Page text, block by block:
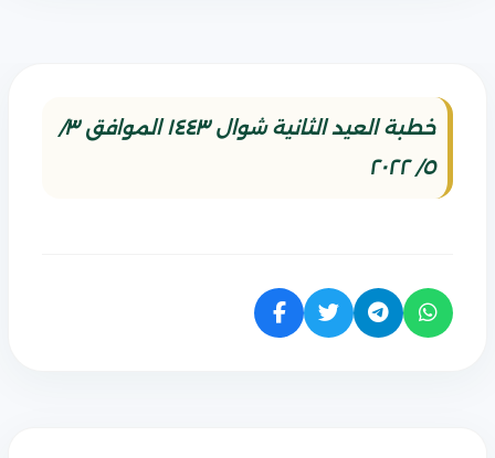
خطبة العيد الثانية شوال ١٤٤٣ الموافق ٣/
٥/ ٢٠٢٢